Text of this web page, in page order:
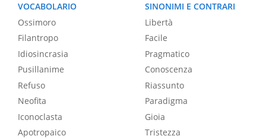
VOCABOLARIO
Ossimoro
Filantropo
Idiosincrasia
Pusillanime
Refuso
Neofita
Iconoclasta
Apotropaico
SINONIMI E CONTRARI
Libertà
Facile
Pragmatico
Conoscenza
Riassunto
Paradigma
Gioia
Tristezza